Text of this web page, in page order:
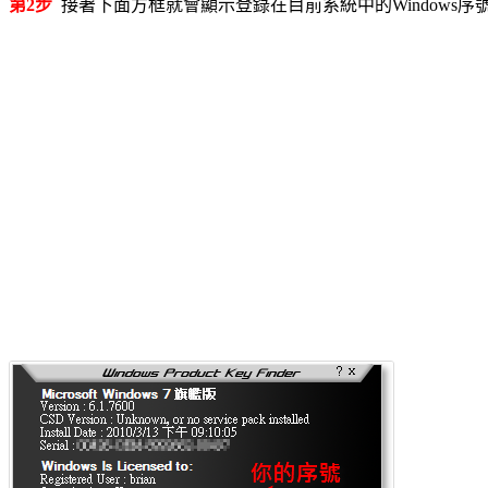
第2步 接著下面方框就會顯示登錄在目前系統中的Windows序